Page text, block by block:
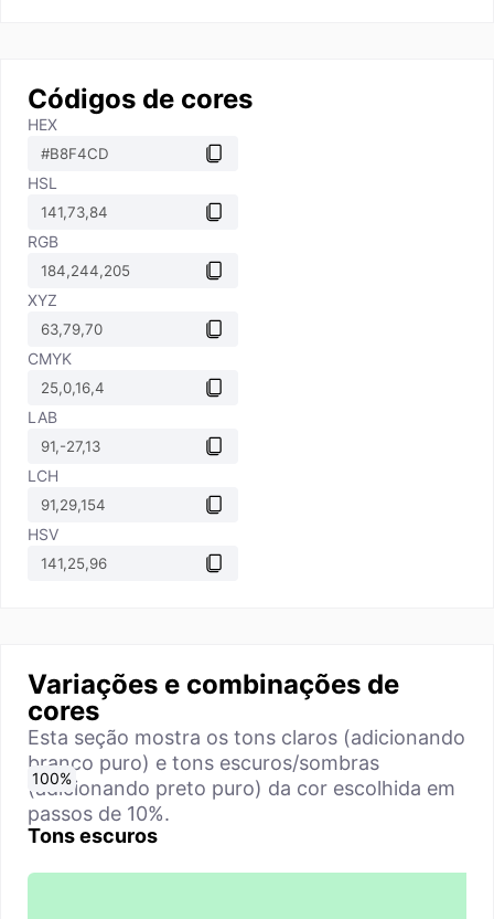
Códigos de cores
HEX
HSL
RGB
XYZ
CMYK
LAB
LCH
HSV
Variações e combinações de
cores
Esta seção mostra os tons claros (adicionando
branco puro) e tons escuros/sombras
(adicionando preto puro) da cor escolhida em
passos de 10%.
Tons escuros
0%
10%
20%
30%
40%
50%
60%
70%
80%
90%
100%